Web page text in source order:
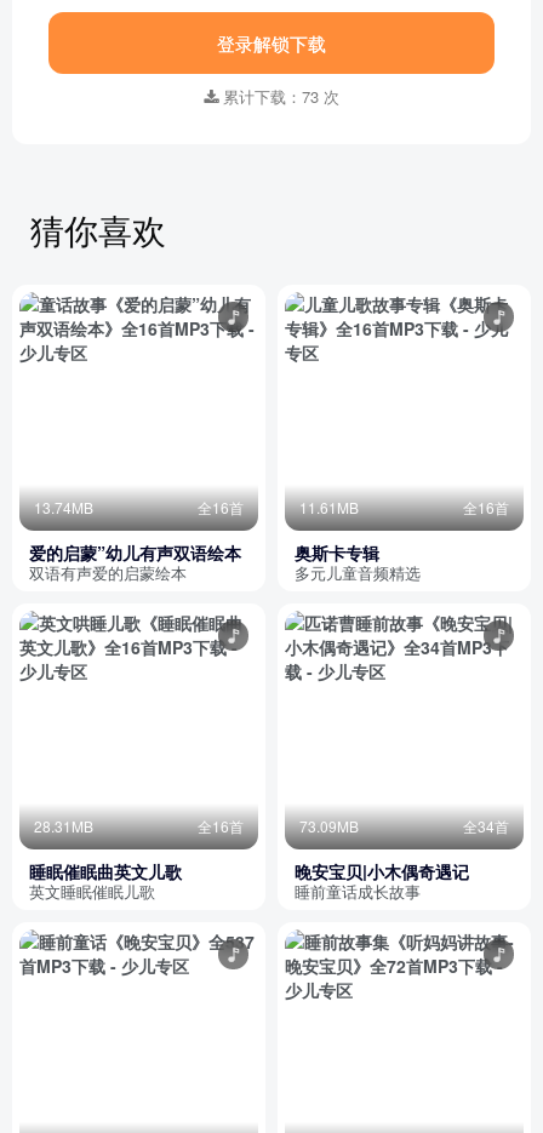
登录解锁下载
累计下载：73 次
猜你喜欢
13.74MB 全16首
爱的启蒙”幼儿有声双语绘本
双语有声爱的启蒙绘本
11.61MB 全16首
奥斯卡专辑
多元儿童音频精选
28.31MB 全16首
睡眠催眠曲英文儿歌
英文睡眠催眠儿歌
73.09MB 全34首
晚安宝贝|小木偶奇遇记
睡前童话成长故事